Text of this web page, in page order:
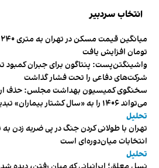
انتخاب سردبیر
تومان افزایش یافت
واشینگتن‌پست: پنتاگون برای جبران کمبود
شرکت‌های دفاعی را تحت فشار گذاشت
سخنگوی کمیسیون بهداشت مجلس: حذف
می‌تواند ۱۴۰۶ را به «سال کشتار بیماران» تبدیل کند
تحلیل
تهران با طولانی کردن جنگ در پی ضربه زدن به
انتخابات میان‌دوره‌ای است
تحلیل